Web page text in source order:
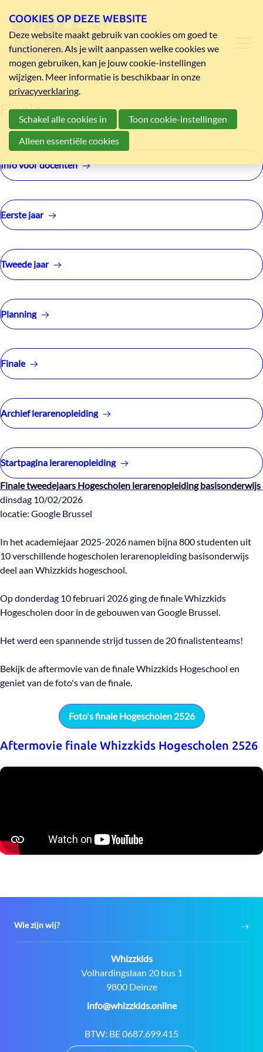
Finale
Finale tweedejaars Hogescholen lerarenopleiding basisonderwijs
dinsdag 10/02/2026
locatie: Google Brussel
In het academiejaar 2025-2026 namen bijna 800 studenten uit
10 verschillende hogescholen lerarenopleiding basisonderwijs
deel aan Whizzkids hogeschool.
Op donderdag 10 februari 2026 ging de finale Whizzkids
Hogescholen door in de gebouwen van Google Brussel.
Het werd een spannende strijd tussen de 20 finalistenteams!
Bekijk de aftermovie van de finale Whizzkids Hogeschool en
geniet van de foto's van de finale.
Foto's finale Hogescholen 2526
Aftermovie finale Whizzkids Hogescholen 2526
Info voor docenten
Eerste jaar
Tweede jaar
Planning
Finale
Archief lerarenopleiding
Startpagina lerarenopleiding
Wie zijn wij?
Contact:
Whizzkids
Adres:
Volhardingslaan 20 bus 1
9800 Deinze
E-
info@whizzkids.online
BTW: BE 0687.699.415
COOKIES OP DEZE WEBSITE
Deze website maakt gebruik van cookies om goed te
functioneren. Als je wilt aanpassen welke cookies we
mogen gebruiken, kan je jouw cookie-instellingen
wijzigen. Meer informatie is beschikbaar in onze
privacyverklaring.
Schakel alle cookies in
Toon cookie-instellingen
Alleen essentiële cookies